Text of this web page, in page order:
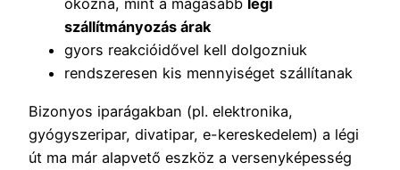
okozna, mint a magasabb légi
szállítmányozás árak
gyors reakcióidővel kell dolgozniuk
rendszeresen kis mennyiséget szállítanak
Bizonyos iparágakban (pl. elektronika,
gyógyszeripar, divatipar, e-kereskedelem) a légi
út ma már alapvető eszköz a versenyképesség